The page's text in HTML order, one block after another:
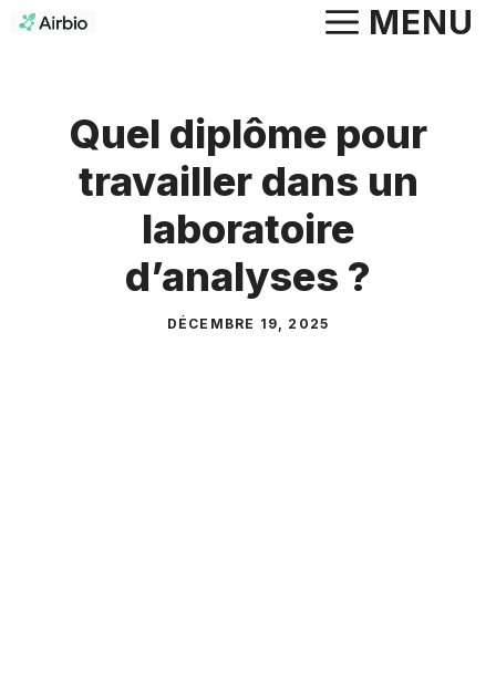
Aller
MENU
Quel diplôme pour
travailler dans un
laboratoire
d’analyses ?
DÉCEMBRE 19, 2025